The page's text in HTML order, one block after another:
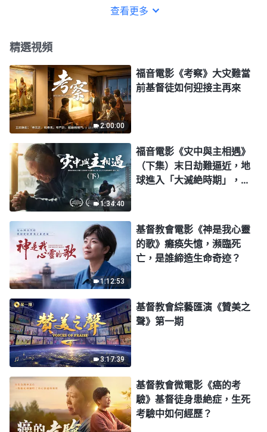
查看更多
精選視頻
2:00:00
福音電影《考察》大灾難當
前基督徒如何迎接主再來
1:34:40
福音電影《灾中與主相遇》
（下集）末日劫難逼近，地
球進入「大滅絶時期」，人
1:12:53
基督教會電影《神是我心靈
的歌》癱痪失憶，瀕臨死
亡，是誰締造生命奇迹？
3:17:39
基督教會綜藝匯演《贊美之
聲》第一期
基督教會微電影《癌的考
驗》基督徒身患絶症，生死
考驗中如何經歷？